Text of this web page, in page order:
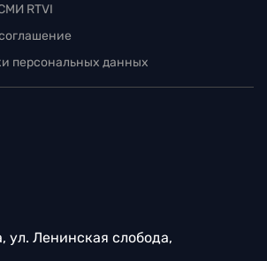
RTVI
персональных данных
ул. Ленинская слобода,